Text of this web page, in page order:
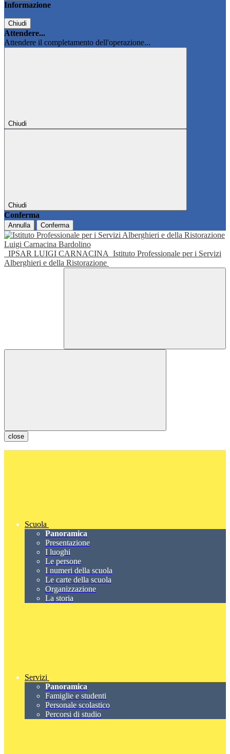
Informazione
Chiudi
Attendere...
Attendere il completamento dell'operazione...
Chiudi
Chiudi
Conferma
Annulla Conferma
IPSAR LUIGI CARNACINA Istituto Professionale per i Servizi
Alberghieri e della Ristorazione
close
Scuola
Panoramica
Presentazione
I luoghi
Le persone
I numeri della scuola
Le carte della scuola
Organizzazione
La storia
Servizi
Panoramica
Famiglie e studenti
Personale scolastico
Percorsi di studio